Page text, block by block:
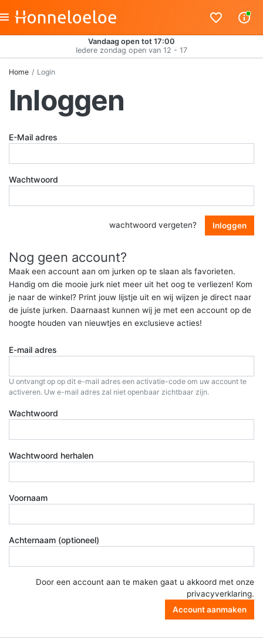
Vandaag open tot 17:00
Iedere zondag open van 12 - 17
Home Login
Inloggen
E-Mail adres
Wachtwoord
wachtwoord vergeten? Inloggen
Nog geen account?
Maak een account aan om jurken op te slaan als favorieten.
Handig om die mooie jurk niet meer uit het oog te verliezen! Kom
je naar de winkel? Print jouw lijstje uit en wij wijzen je direct naar
de juiste jurken. Daarnaast kunnen wij je met een account op de
hoogte houden van nieuwtjes en exclusieve acties!
E-mail adres
U ontvangt op op dit e-mail adres een activatie-code om uw account te
activeren. Uw e-mail adres zal niet openbaar zichtbaar zijn.
Wachtwoord
Wachtwoord herhalen
Voornaam
Achternaam (optioneel)
Door een account aan te maken gaat u akkoord met onze
privacyverklaring.
Account aanmaken